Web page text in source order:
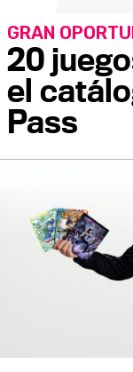
20
el
Pass
GRAN